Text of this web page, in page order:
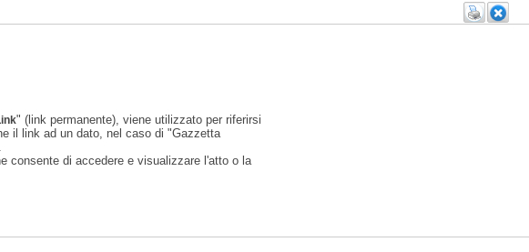
" (link permanente), viene utilizzato per riferirsi
il link ad un dato, nel caso di "Gazzetta
consente di accedere e visualizzare l'atto o la